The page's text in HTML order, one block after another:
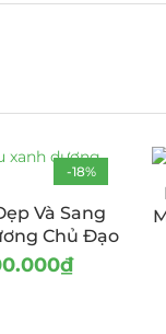
-18%
Và Sang
Chủ Đạo
₫